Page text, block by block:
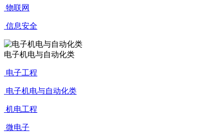
物联网
信息安全
电子机电与自动化类
电子工程
电子机电与自动化类
机电工程
微电子